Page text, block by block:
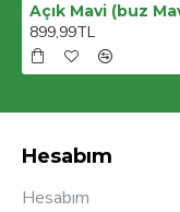
899,99TL
Hesabım
Hesabım